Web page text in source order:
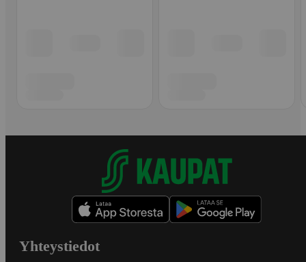
Yhteystiedot